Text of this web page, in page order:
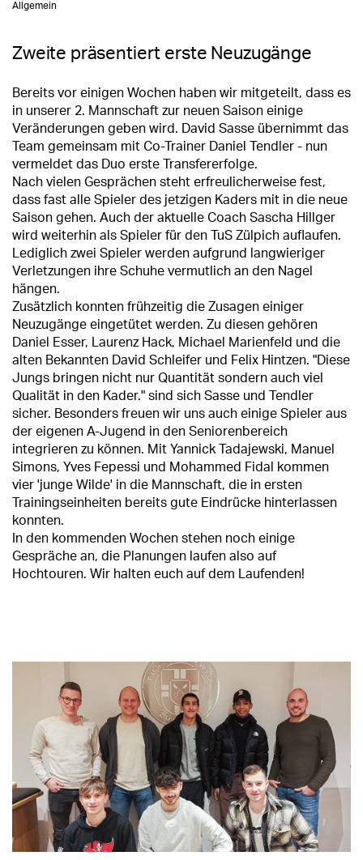
Allgemein
Zweite präsentiert erste Neuzugänge
Bereits vor einigen Wochen haben wir mitgeteilt, dass es
in unserer 2. Mannschaft zur neuen Saison einige
Veränderungen geben wird. David Sasse übernimmt das
Team gemeinsam mit Co-Trainer Daniel Tendler - nun
vermeldet das Duo erste Transfererfolge.
Nach vielen Gesprächen steht erfreulicherweise fest,
dass fast alle Spieler des jetzigen Kaders mit in die neue
Saison gehen. Auch der aktuelle Coach Sascha Hillger
wird weiterhin als Spieler für den TuS Zülpich auflaufen.
Lediglich zwei Spieler werden aufgrund langwieriger
Verletzungen ihre Schuhe vermutlich an den Nagel
hängen.
Zusätzlich konnten frühzeitig die Zusagen einiger
Neuzugänge eingetütet werden. Zu diesen gehören
Daniel Esser, Laurenz Hack, Michael Marienfeld und die
alten Bekannten David Schleifer und Felix Hintzen. "Diese
Jungs bringen nicht nur Quantität sondern auch viel
Qualität in den Kader." sind sich Sasse und Tendler
sicher. Besonders freuen wir uns auch einige Spieler aus
der eigenen A-Jugend in den Seniorenbereich
integrieren zu können. Mit Yannick Tadajewski, Manuel
Simons, Yves Fepessi und Mohammed Fidal kommen
vier 'junge Wilde' in die Mannschaft, die in ersten
Trainingseinheiten bereits gute Eindrücke hinterlassen
konnten.
In den kommenden Wochen stehen noch einige
Gespräche an, die Planungen laufen also auf
Hochtouren. Wir halten euch auf dem Laufenden!